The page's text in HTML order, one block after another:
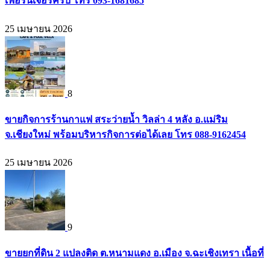
25 เมษายน 2026
8
ขายกิจการร้านกาแฟ สระว่ายน้ำ วิลล่า 4 หลัง อ.แม่ริม
จ.เชียงใหม่ พร้อมบริหารกิจการต่อได้เลย โทร 088-9162454
25 เมษายน 2026
9
ขายยกที่ดิน 2 แปลงติด ต.หนามแดง อ.เมือง จ.ฉะเชิงเทรา เนื้อที่